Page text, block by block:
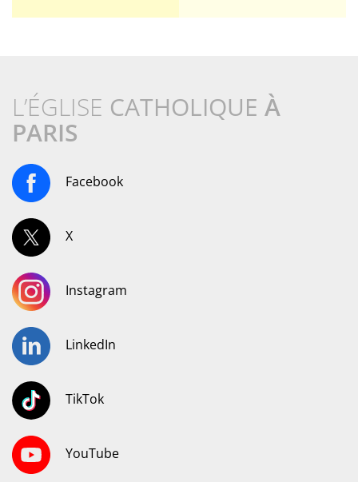
L’ÉGLISE CATHOLIQUE À
PARIS
Facebook
X
Instagram
LinkedIn
TikTok
YouTube